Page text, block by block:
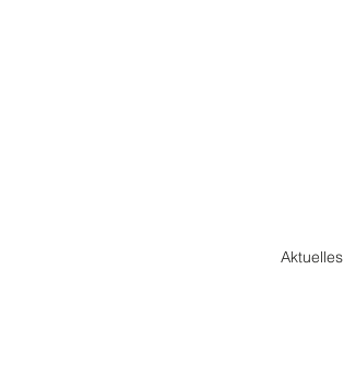
Aktuelles